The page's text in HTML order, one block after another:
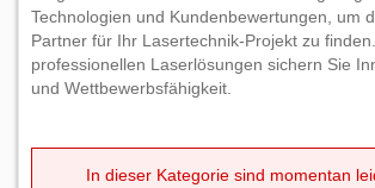
Technologien und Kundenbewertungen, um
Partner für Ihr Lasertechnik-Projekt zu
professionellen Laserlösungen sichern Sie
und Wettbewerbsfähigkeit.
In dieser Kategorie sind momentan